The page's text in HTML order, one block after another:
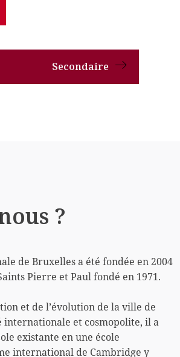
Secondaire
?
de Bruxelles a été fondée en 2004
Pierre et Paul fondé en 1971.
et de l’évolution de la ville de
internationale et cosmopolite, il a
existante en une école
international de Cambridge y